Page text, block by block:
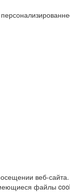
веб-
файлы